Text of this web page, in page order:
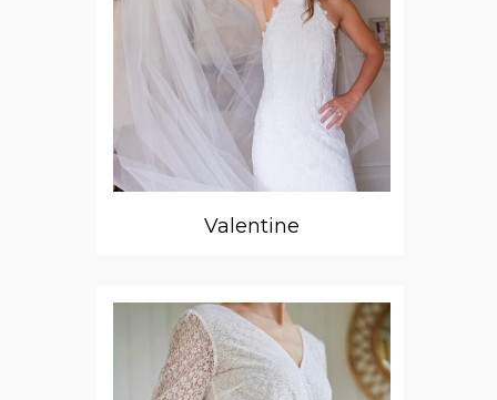
Valentine